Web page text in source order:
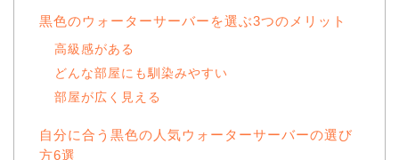
黒色のウォーターサーバーを選ぶ3つのメリット
高級感がある
どんな部屋にも馴染みやすい
部屋が広く見える
自分に合う黒色の人気ウォーターサーバーの選び
方6選